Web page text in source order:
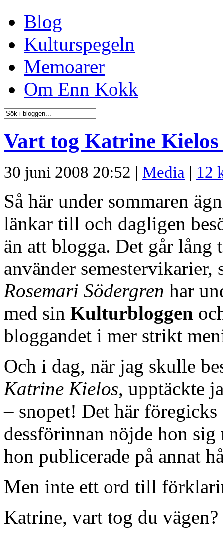
Blog
Kulturspegeln
Memoarer
Om Enn Kokk
Vart tog Katrine Kielos
30 juni 2008 20:52 | Media | 12
Så här under sommaren
länkar till och dagligen
än att blogga. Det går
använder semestervikarier,
Rosemari Södergren har
med sin Kulturbloggen
bloggandet i mer strikt
Och i dag, när jag skulle
Katrine Kielos, upptäckte
– snopet! Det här
dessförinnan nöjde hon
hon publicerade på annat
Men inte ett ord till
Katrine, vart tog du vägen?